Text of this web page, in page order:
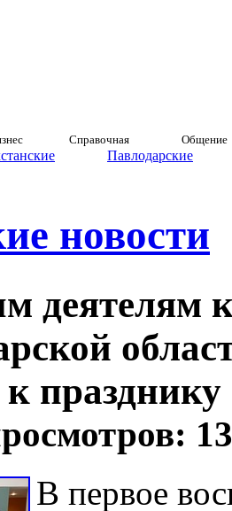
Справочная Общение
Павлодарские
новости
деятелям
празднику
В первое